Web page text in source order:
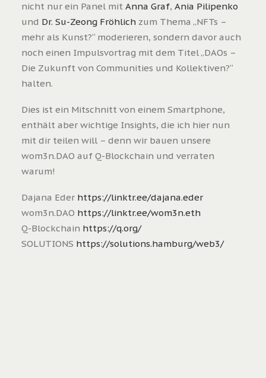
nicht nur ein Panel mit Anna Graf, Ania Pilipenko
und Dr. Su-Zeong Fröhlich zum Thema „NFTs –
mehr als Kunst?“ moderieren, sondern davor auch
noch einen Impulsvortrag mit dem Titel „DAOs –
Die Zukunft von Communities und Kollektiven?“
halten.
Dies ist ein Mitschnitt von einem Smartphone,
enthält aber wichtige Insights, die ich hier nun
mit dir teilen will – denn wir bauen unsere
wom3n.DAO auf Q-Blockchain und verraten
warum!
Dajana Eder https://linktr.ee/dajana.eder
wom3n.DAO https://linktr.ee/wom3n.eth
Q-Blockchain https://q.org/
SOLUTIONS https://solutions.hamburg/web3/